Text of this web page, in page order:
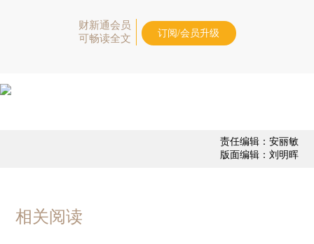
财新通会员
可畅读全文
订阅/会员升级
责任编辑：安丽敏
版面编辑：刘明晖
相关阅读